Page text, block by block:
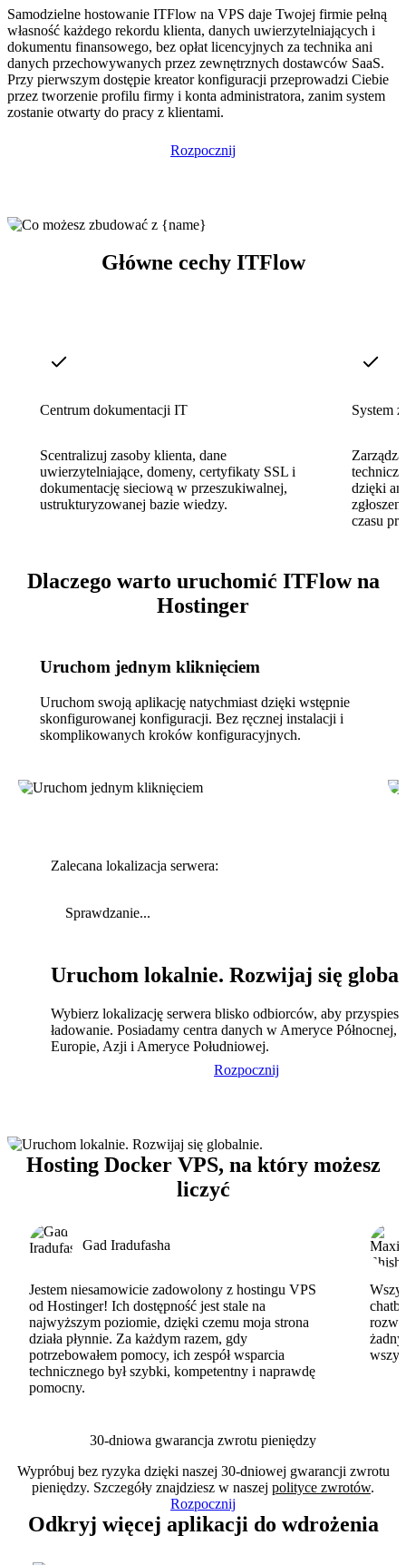
Samodzielne hostowanie ITFlow na VPS daje Twojej firmie pełną
własność każdego rekordu klienta, danych uwierzytelniających i
dokumentu finansowego, bez opłat licencyjnych za technika ani
danych przechowywanych przez zewnętrznych dostawców SaaS.
Przy pierwszym dostępie kreator konfiguracji przeprowadzi Ciebie
przez tworzenie profilu firmy i konta administratora, zanim system
zostanie otwarty do pracy z klientami.
Rozpocznij
Główne cechy ITFlow
Centrum dokumentacji IT
Scentralizuj zasoby klienta, dane
uwierzytelniające, domeny, certyfikaty SSL i
dokumentację sieciową w przeszukiwalnej,
ustrukturyzowanej bazie wiedzy.
System
dzięki
czasu
Dlaczego warto uruchomić ITFlow na
Hostinger
Uruchom jednym kliknięciem
Uruchom swoją aplikację natychmiast dzięki wstępnie
skonfigurowanej konfiguracji. Bez ręcznej instalacji i
skomplikowanych kroków konfiguracyjnych.
Zalecana lokalizacja serwera:
Sprawdzanie...
Uruchom lokalnie. Rozwijaj się
Wybierz lokalizację serwera blisko odbiorców, aby
ładowanie. Posiadamy centra danych w Ameryce Północnej,
Europie, Azji i Ameryce Południowej.
Rozpocznij
Hosting Docker VPS, na który możesz
liczyć
Gad Iradufasha
Jestem niesamowicie zadowolony z hostingu VPS
od Hostinger! Ich dostępność jest stale na
najwyższym poziomie, dzięki czemu moja strona
działa płynnie. Za każdym razem, gdy
potrzebowałem pomocy, ich zespół wsparcia
technicznego był szybki, kompetentny i naprawdę
pomocny.
30-dniowa gwarancja zwrotu pieniędzy
Wypróbuj bez ryzyka dzięki naszej 30-dniowej gwarancji zwrotu
pieniędzy. Szczegóły znajdziesz w naszej polityce zwrotów.
Rozpocznij
Odkryj więcej aplikacji do wdrożenia